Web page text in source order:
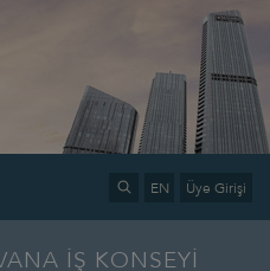
EN Üye Girişi
İŞ KONSEYİ